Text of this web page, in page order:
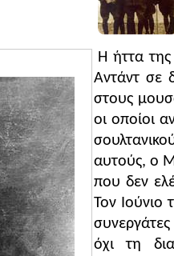
γέννησαν το
τις συνθήκες που
για τις εξελίξεις στη
που
βασίζονται σε δύο
του τουρκικού
υπονομεύει
κίνημα
Η ήττα
Αντάντ σε
στους
οι οποίοι
αυτούς, ο
που δεν
Τον
όχι τη